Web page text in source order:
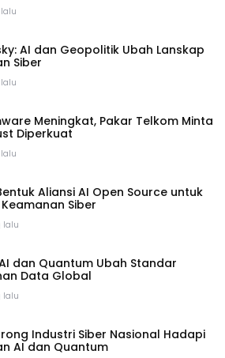
AI dan Geopolitik Ubah Lanskap
Siber
Meningkat, Pakar Telkom Minta
Diperkuat
lalu
Aliansi AI Open Source untuk
Siber
lalu
dan Quantum Ubah Standar
Data Global
Industri Siber Nasional Hadapi
AI dan Quantum